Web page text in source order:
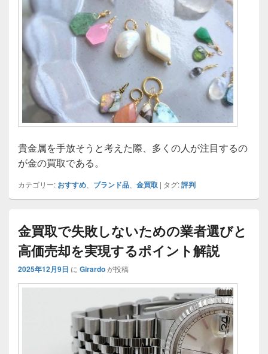
貴金属を手放そうと考えた際、多くの人が注目するの
が金の買取である。
カテゴリー: おすすめ ブランド品 金買取 | タグ:評判
金買取で失敗しないための業者選びと
高価売却を実現するポイント解説
2025年12月9日 に Girardoが投稿